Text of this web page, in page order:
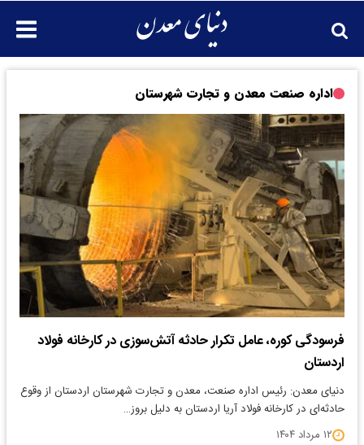
اداره صنعت معدن و تجارت شهرستان
فرسودگی کوره‌، عامل تکرار حادثه آتش‌سوزی در کارخانه فولاد
اردستان
​دنیای معدن: رئیس اداره صنعت، معدن و تجارت شهرستان اردستان از وقوع
حادثه‌ای در کارخانه فولاد آریا اردستان به دلیل بروز…
۱۲ مرداد ۱۴۰۴